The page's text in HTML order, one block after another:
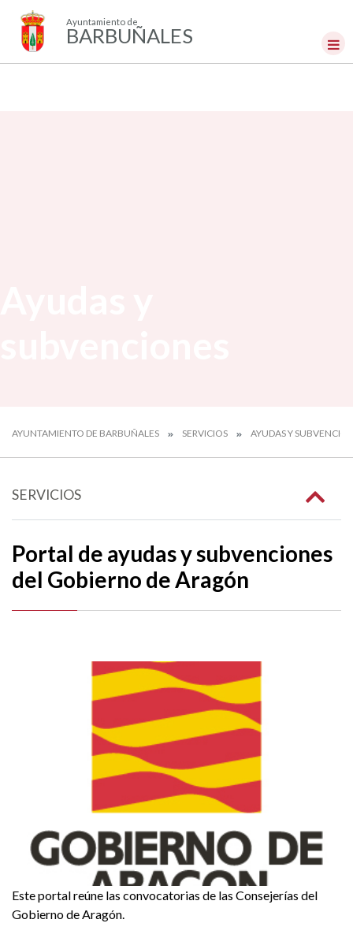
Ayuntamiento de
BARBUÑALES
AYUNTAMIENTO DE BARBUÑALES SERVICIOS AYUDAS Y
SERVICIOS
Portal de ayudas y subvenciones
del Gobierno de Aragón
Este portal reúne las convocatorias de las Consejerías del
Gobierno de Aragón.